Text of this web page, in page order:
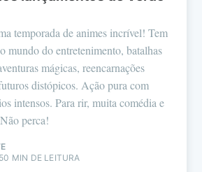
temporada de animes incrível! Tem
mundo do entretenimento, batalhas
mágicas, reencarnações
distópicos. Ação pura com
intensos. Para rir, muita comédia e
perca!
50 MIN DE LEITURA